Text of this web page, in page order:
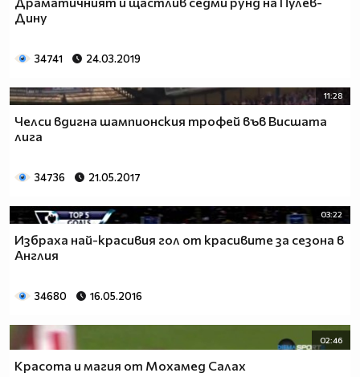
Дину
34741 24.03.2019
11:28
Челси вдигна шампионския трофей във Висшата
лига
34736 21.05.2017
03:22
Избраха най-красивия гол от красивите за сезона в
Англия
34680 16.05.2016
02:46
Красота и магия от Мохамед Салах